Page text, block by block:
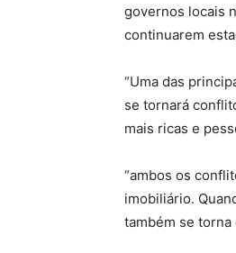
governos locais
continuarem
“Uma das
se tornará
mais ricas e
“ambos os
imobiliário.
também se